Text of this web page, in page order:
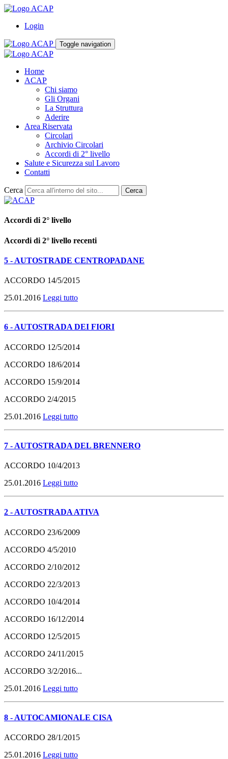
Login
Toggle navigation
Home
ACAP
Chi siamo
Gli Organi
La Struttura
Aderire
Area Riservata
Circolari
Archivio Circolari
Accordi di 2° livello
Salute e Sicurezza sul Lavoro
Contatti
Cerca Cerca
Accordi di 2° livello
Accordi di 2° livello recenti
5 - AUTOSTRADE CENTROPADANE
ACCORDO 14/5/2015
25.01.2016 Leggi tutto
6 - AUTOSTRADA DEI FIORI
ACCORDO 12/5/2014
ACCORDO 18/6/2014
ACCORDO 15/9/2014
ACCORDO 2/4/2015
25.01.2016 Leggi tutto
7 - AUTOSTRADA DEL BRENNERO
ACCORDO 10/4/2013
25.01.2016 Leggi tutto
2 - AUTOSTRADA ATIVA
ACCORDO 23/6/2009
ACCORDO 4/5/2010
ACCORDO 2/10/2012
ACCORDO 22/3/2013
ACCORDO 10/4/2014
ACCORDO 16/12/2014
ACCORDO 12/5/2015
ACCORDO 24/11/2015
ACCORDO 3/2/2016...
25.01.2016 Leggi tutto
8 - AUTOCAMIONALE CISA
ACCORDO 28/1/2015
25.01.2016 Leggi tutto